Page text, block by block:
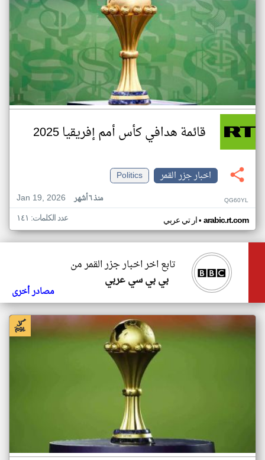
قائمة هدافي كأس أمم إفريقيا 2025
اخبار جزر القمر
Politics
Jan 19, 2026
منذ ٦ أشهر QG60YL
ار تي عربي• arabic.rt.com عدد الكلمات: ١٤١
تابع اخر اخبار جزر القمر من
بي بي سي عربي
مصادر أخرى